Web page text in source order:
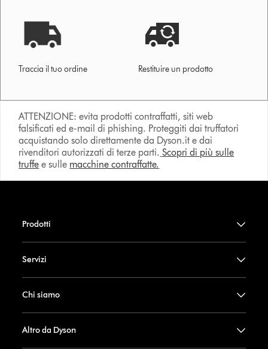
Traccia il tuo ordine Restituire un prodotto
ATTENZIONE: evita prodotti contraffatti, siti web
falsificati ed e-mail di phishing. Proteggiti dai truffatori
acquistando solo direttamente da Dyson.it e dai
rivenditori autorizzati di terze parti. Scopri di più sulle
truffe e sulle macchine contraffatte.
Prodotti
Servizi
Chi siamo
Altro da Dyson